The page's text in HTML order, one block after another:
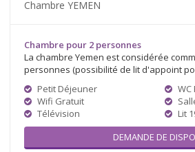
Chambre YEMEN
Chambre pour 2 personnes
La chambre Yemen est considérée
personnes (possibilité de lit d'appoint
Petit Déjeuner
Wifi Gratuit
Télévision
Lit
DEMANDE DE DISPO